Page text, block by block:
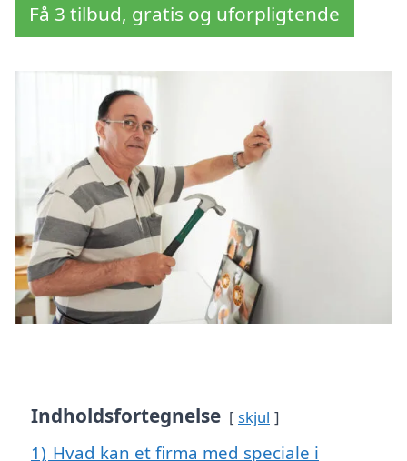
Få 3 tilbud, gratis og uforpligtende
Indholdsfortegnelse skjul
1) Hvad kan et firma med speciale i